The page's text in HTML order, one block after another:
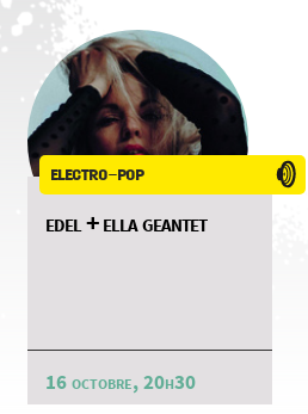
electro-pop
edel + ella geantet
16 octobre, 20h30